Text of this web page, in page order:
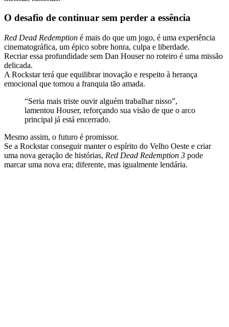
O desafio de continuar sem perder a essência
Red Dead Redemption é mais do que um jogo, é uma experiência
cinematográfica, um épico sobre honra, culpa e liberdade.
Recriar essa profundidade sem Dan Houser no roteiro é uma missão
delicada.
A Rockstar terá que equilibrar inovação e respeito à herança
emocional que tornou a franquia tão amada.
“Seria mais triste ouvir alguém trabalhar nisso”,
lamentou Houser, reforçando sua visão de que o arco
principal já está encerrado.
Mesmo assim, o futuro é promissor.
Se a Rockstar conseguir manter o espírito do Velho Oeste e criar
uma nova geração de histórias, Red Dead Redemption 3 pode
marcar uma nova era; diferente, mas igualmente lendária.